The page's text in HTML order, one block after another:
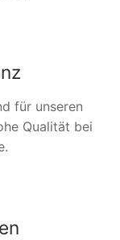
für unseren
Qualität bei